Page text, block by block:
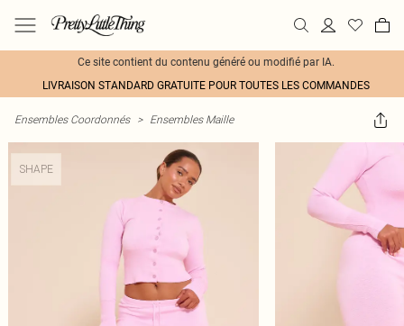
Ce site contient du contenu généré ou modifié par IA.
LIVRAISON STANDARD GRATUITE POUR TOUTES LES COMMANDES
Ensembles Coordonnés > Ensembles Maille
SHAPE